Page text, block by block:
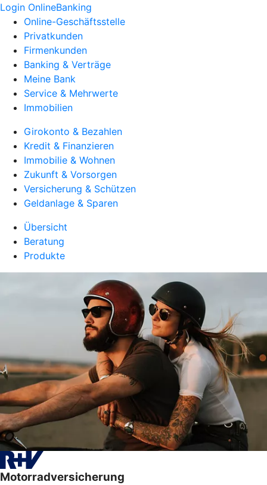
Login OnlineBanking
Online-Geschäftsstelle
Privatkunden
Firmenkunden
Banking & Verträge
Meine Bank
Service & Mehrwerte
Immobilien
Girokonto & Bezahlen
Kredit & Finanzieren
Immobilie & Wohnen
Zukunft & Vorsorgen
Versicherung & Schützen
Geldanlage & Sparen
Übersicht
Beratung
Produkte
Motorradversicherung